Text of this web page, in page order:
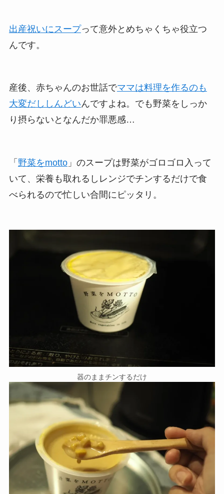
出産祝いにスープって意外とめちゃくちゃ役立つ
んです。
産後、赤ちゃんのお世話でママは料理を作るのも
大変だししんどいんですよね。でも野菜をしっか
り摂らないとなんだか罪悪感…
「 野菜をmotto」のスープは野菜がゴロゴロ入って
いて、栄養も取れるしレンジでチンするだけで食
べられるので忙しい合間にピッタリ。
器のままチンするだけ